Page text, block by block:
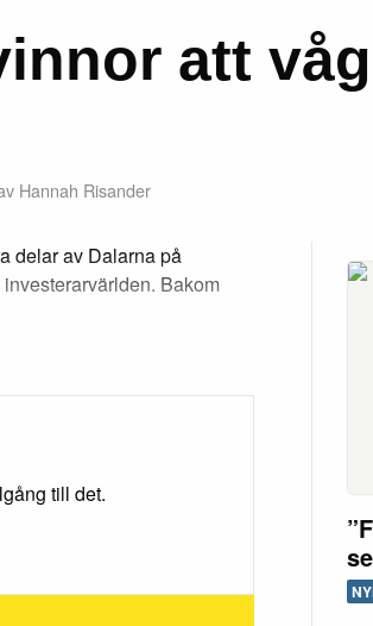
att
Hannah Risander
delar av Dalarna på
Bakom
till det.